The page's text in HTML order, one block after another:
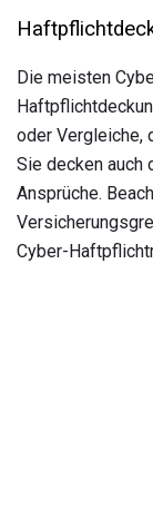
Die meisten
oder Vergleiche,
Sie decken auch
Ansprüche.
Cyber-